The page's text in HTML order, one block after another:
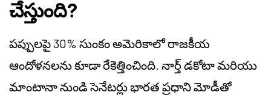
చేస్తుంది?
పప్పులపై 30% సుంకం అమెరికాలో రాజకీయ
ఆందోళనలను కూడా రేకెత్తించింది. నార్త్ డకోటా మరియు
మాంటానా నుండి సెనేటర్లు భారత ప్రధాని మోడీతో